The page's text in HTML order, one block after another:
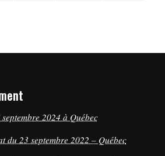
2024 à Québec
du 23 septembre 2022 – Québec